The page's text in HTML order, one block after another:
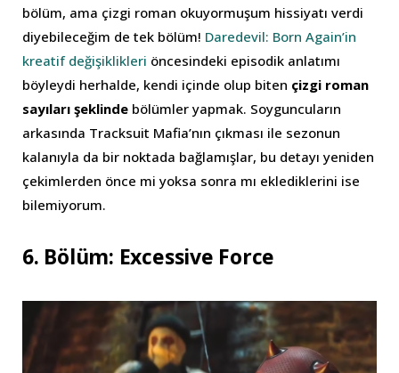
bölüm, ama çizgi roman okuyormuşum hissiyatı verdi
diyebileceğim de tek bölüm! Daredevil: Born Again’in
kreatif değişiklikleri öncesindeki episodik anlatımı
böyleydi herhalde, kendi içinde olup biten çizgi roman
sayıları şeklinde bölümler yapmak. Soyguncuların
arkasında Tracksuit Mafia’nın çıkması ile sezonun
kalanıyla da bir noktada bağlamışlar, bu detayı yeniden
çekimlerden önce mi yoksa sonra mı eklediklerini ise
bilemiyorum.
6. Bölüm: Excessive Force